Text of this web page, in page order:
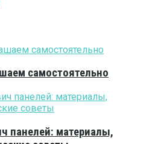
самостоятельно
панелей: материалы,